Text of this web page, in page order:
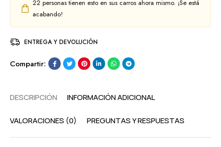
22 personas tienen esto en sus carros ahora mismo. ¡Se está
acabando!
ENTREGA Y DEVOLUCIÓN
Compartir:
DESCRIPCIÓN INFORMACIÓN ADICIONAL
VALORACIONES (0) PREGUNTAS Y RESPUESTAS